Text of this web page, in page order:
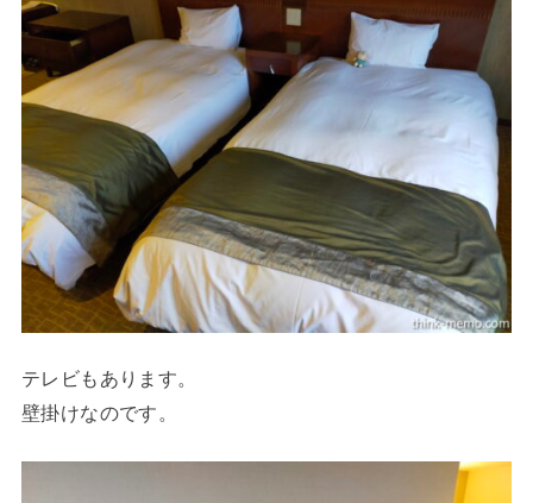
テレビもあります。
壁掛けなのです。